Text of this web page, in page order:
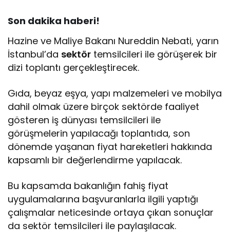
Son dakika haberi!
Hazine ve Maliye Bakanı Nureddin Nebati, yarın
İstanbul’da sektör temsilcileri ile görüşerek bir
dizi toplantı gerçekleştirecek.
Gıda, beyaz eşya, yapı malzemeleri ve mobilya
dahil olmak üzere birçok sektörde faaliyet
gösteren iş dünyası temsilcileri ile
görüşmelerin yapılacağı toplantıda, son
dönemde yaşanan fiyat hareketleri hakkında
kapsamlı bir değerlendirme yapılacak.
Bu kapsamda bakanlığın fahiş fiyat
uygulamalarına başvuranlarla ilgili yaptığı
çalışmalar neticesinde ortaya çıkan sonuçlar
da sektör temsilcileri ile paylaşılacak.